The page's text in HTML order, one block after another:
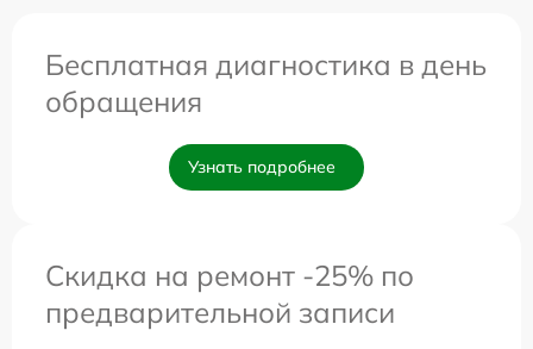
Бесплатная диагностика в день
обращения
Узнать подробнее
Скидка на ремонт -25% по
предварительной записи